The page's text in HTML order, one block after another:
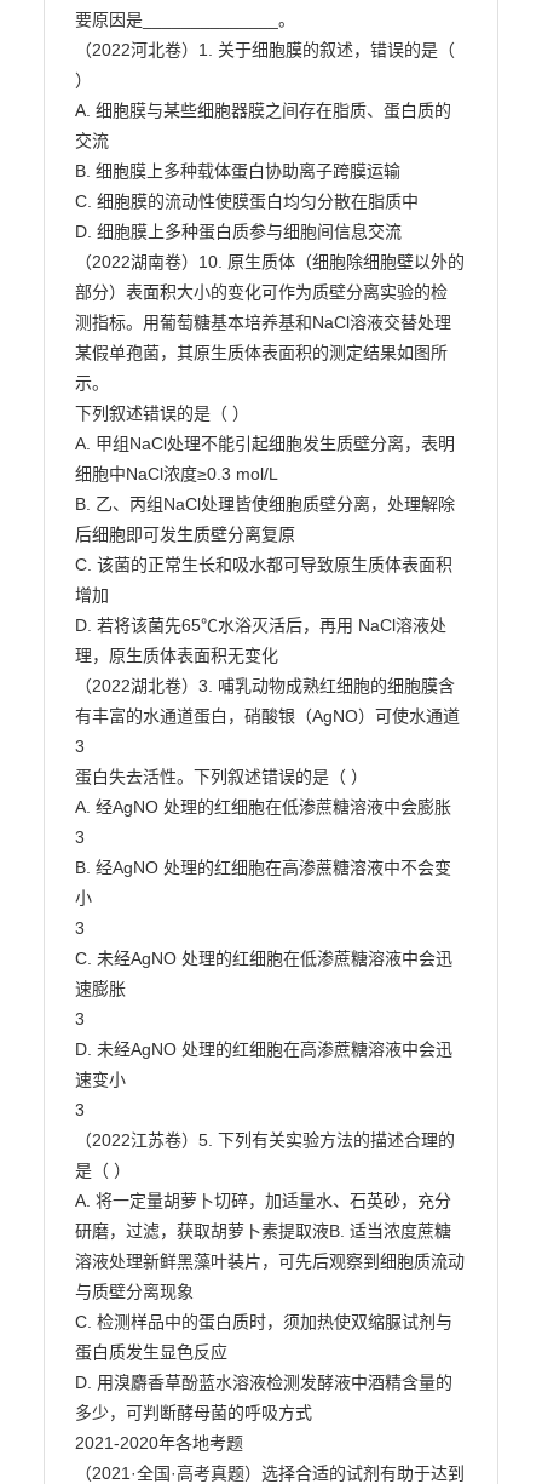
要原因是______________。
（2022河北卷）1. 关于细胞膜的叙述，错误的是（
）
A. 细胞膜与某些细胞器膜之间存在脂质、蛋白质的
交流
B. 细胞膜上多种载体蛋白协助离子跨膜运输
C. 细胞膜的流动性使膜蛋白均匀分散在脂质中
D. 细胞膜上多种蛋白质参与细胞间信息交流
（2022湖南卷）10. 原生质体（细胞除细胞壁以外的
部分）表面积大小的变化可作为质壁分离实验的检
测指标。用葡萄糖基本培养基和NaCl溶液交替处理
某假单孢菌，其原生质体表面积的测定结果如图所
示。
下列叙述错误的是（ ）
A. 甲组NaCl处理不能引起细胞发生质壁分离，表明
细胞中NaCl浓度≥0.3 mol/L
B. 乙、丙组NaCl处理皆使细胞质壁分离，处理解除
后细胞即可发生质壁分离复原
C. 该菌的正常生长和吸水都可导致原生质体表面积
增加
D. 若将该菌先65℃水浴灭活后，再用 NaCl溶液处
理，原生质体表面积无变化
（2022湖北卷）3. 哺乳动物成熟红细胞的细胞膜含
有丰富的水通道蛋白，硝酸银（AgNO）可使水通道
3
蛋白失去活性。下列叙述错误的是（ ）
A. 经AgNO 处理的红细胞在低渗蔗糖溶液中会膨胀
3
B. 经AgNO 处理的红细胞在高渗蔗糖溶液中不会变
小
3
C. 未经AgNO 处理的红细胞在低渗蔗糖溶液中会迅
速膨胀
3
D. 未经AgNO 处理的红细胞在高渗蔗糖溶液中会迅
速变小
3
（2022江苏卷）5. 下列有关实验方法的描述合理的
是（ ）
A. 将一定量胡萝卜切碎，加适量水、石英砂，充分
研磨，过滤，获取胡萝卜素提取液B. 适当浓度蔗糖
溶液处理新鲜黑藻叶装片，可先后观察到细胞质流动
与质壁分离现象
C. 检测样品中的蛋白质时，须加热使双缩脲试剂与
蛋白质发生显色反应
D. 用溴麝香草酚蓝水溶液检测发酵液中酒精含量的
多少，可判断酵母菌的呼吸方式
2021-2020年各地考题
（2021·全国·高考真题）选择合适的试剂有助于达到